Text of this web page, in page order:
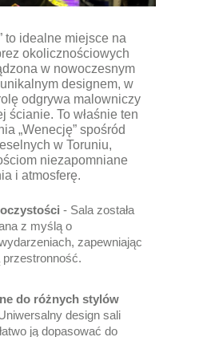
to idealne miejsce na
okolicznościowych
w nowoczesnym
designem, w
odgrywa malowniczy
ścianie. To właśnie ten
„Wenecję” spośród
w Toruniu,
niezapomniane
i atmosferę.
- Sala została
z myślą o
zapewniając
przestronność.
do różnych stylów
design sali
ją dopasować do